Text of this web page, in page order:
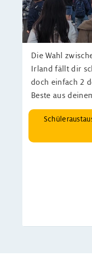
Die Wahl
Irland fällt dir
doch einfach 2
Beste aus